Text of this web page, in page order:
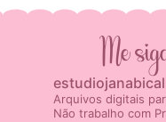
Me
Arquivos digitais
Não trabalho com